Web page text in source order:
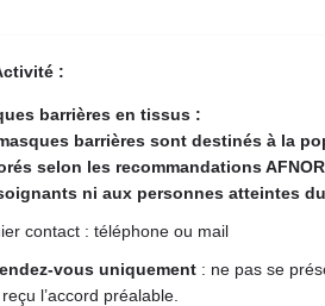
:
barrières en tissus :
barrières sont destinés à la
selon les recommandations
ni aux personnes atteintes
contact : téléphone ou mail
vous uniquement : ne pas se
l’accord préalable.